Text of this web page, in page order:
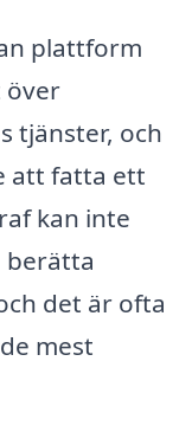
plattform
över
tjänster, och
att fatta ett
kan inte
berätta
det är ofta
mest